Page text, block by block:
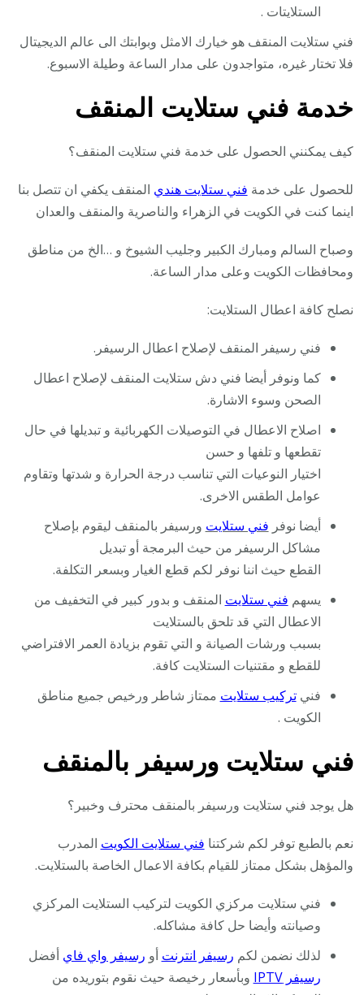
الستلايتات .
فني ستلايت المنقف هو خيارك الامثل وبوابتك الى عالم الديجيتال
فلا تختار غيره، متواجدون على مدار الساعة وطيلة الاسبوع.
خدمة فني ستلايت المنقف
كيف يمكنني الحصول على خدمة فني ستلايت المنقف؟
للحصول على خدمة فني ستلايت هندي المنقف يكفي ان تتصل بنا
اينما كنت في الكويت في الزهراء والناصرية والمنقف والعدان
وصباح السالم ومبارك الكبير وجليب الشيوخ و …الخ من مناطق
ومحافظات الكويت وعلى مدار الساعة.
نصلح كافة اعطال الستلايت:
فني رسيفر المنقف لإصلاح اعطال الرسيفر.
كما ونوفر أيضا فني دش ستلايت المنقف لإصلاح اعطال
الصحن وسوء الاشارة.
اصلاح الاعطال في التوصيلات الكهربائية و تبديلها في حال
تقطعها و تلفها و حسن
اختيار النوعيات التي تناسب درجة الحرارة و شدتها وتقاوم
عوامل الطقس الاخرى.
أيضا نوفر فني ستلايت ورسيفر بالمنقف ليقوم بإصلاح
مشاكل الرسيفر من حيث البرمجة أو تبديل
القطع حيث اننا نوفر لكم قطع الغيار وبسعر التكلفة.
يسهم فني ستلايت المنقف و بدور كبير في التخفيف من
الاعطال التي قد تلحق بالستلايت
بسبب ورشات الصيانة و التي تقوم بزيادة العمر الافتراضي
للقطع و مقتنيات الستلايت كافة.
فنيتركيب ستلايت ممتاز شاطر ورخيص جميع مناطق
الكويت .
فني ستلايت ورسيفر بالمنقف
هل يوجد فني ستلايت ورسيفر بالمنقف محترف وخبير؟
نعم بالطبع توفر لكم شركتنا فني ستلايت الكويت المدرب
والمؤهل بشكل ممتاز للقيام بكافة الاعمال الخاصة بالستلايت.
فني ستلايت مركزي الكويت لتركيب الستلايت المركزي
وصيانته وأيضا حل كافة مشاكله.
لذلك نضمن لكم رسيفر انترنت أو رسيفر واي فاي أفضل
رسيفر IPTV
وبأسعار رخيصة حيث نقوم بتوريده من